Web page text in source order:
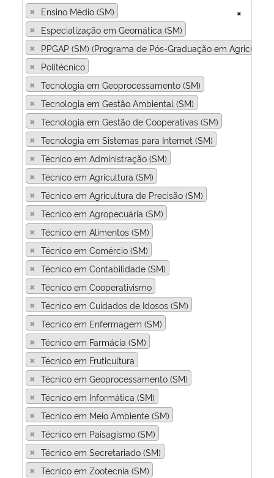
×
× Ensino Médio (SM)
× Especialização em Geomática (SM)
× PPGAP (SM) (Programa de Pós-Graduação em
× Politécnico
× Tecnologia em Geoprocessamento (SM)
× Tecnologia em Gestão Ambiental (SM)
× Tecnologia em Gestão de Cooperativas (SM)
× Tecnologia em Sistemas para Internet (SM)
× Técnico em Administração (SM)
× Técnico em Agricultura (SM)
× Técnico em Agricultura de Precisão (SM)
× Técnico em Agropecuária (SM)
× Técnico em Alimentos (SM)
× Técnico em Comércio (SM)
× Técnico em Contabilidade (SM)
× Técnico em Cooperativismo
× Técnico em Cuidados de Idosos (SM)
× Técnico em Enfermagem (SM)
× Técnico em Farmácia (SM)
× Técnico em Fruticultura
× Técnico em Geoprocessamento (SM)
× Técnico em Informática (SM)
× Técnico em Meio Ambiente (SM)
× Técnico em Paisagismo (SM)
× Técnico em Secretariado (SM)
× Técnico em Zootecnia (SM)